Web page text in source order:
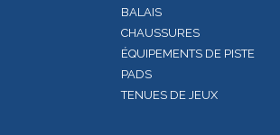
BALAIS
CHAUSSURES
ÉQUIPEMENTS DE PISTE
PADS
TENUES DE JEUX